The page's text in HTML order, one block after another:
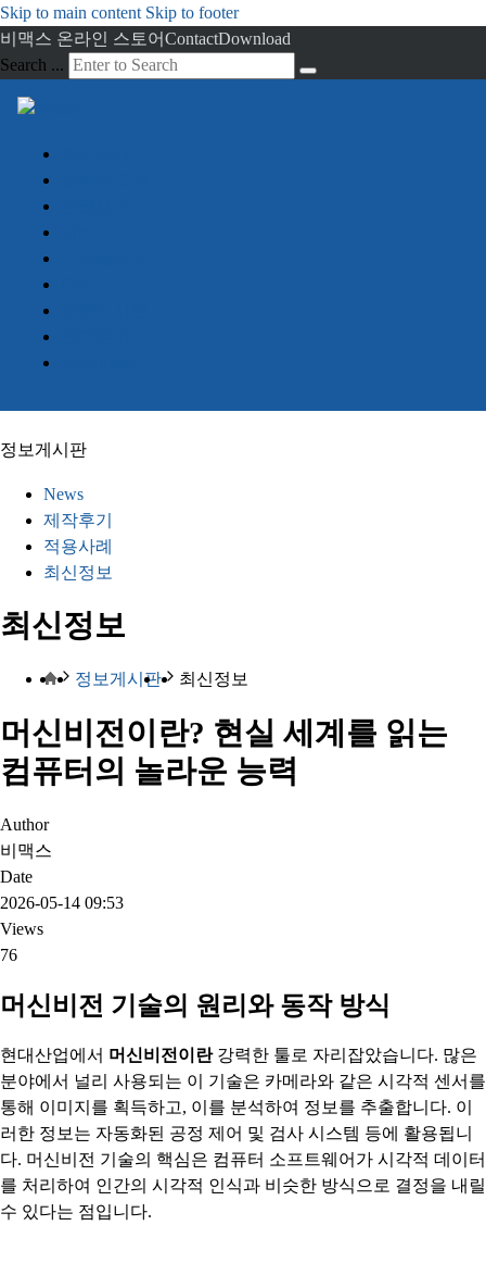
Skip to main content Skip to footer
비맥스 온라인 스토어ContactDownload
Search ...
정보게시판
News
제작후기
적용사례
최신정보
최신정보
정보게시판 최신정보
머신비전이란? 현실 세계를 읽는
컴퓨터의 놀라운 능력
Author
비맥스
Date
2026-05-14 09:53
Views
76
머신비전 기술의 원리와 동작 방식
현대산업에서 머신비전이란강력한 툴로 자리잡았습니다. 많은
분야에서 널리 사용되는 이 기술은 카메라와 같은 시각적 센서를
통해 이미지를 획득하고, 이를 분석하여 정보를 추출합니다. 이
러한 정보는 자동화된 공정 제어 및 검사 시스템 등에 활용됩니
다. 머신비전 기술의 핵심은 컴퓨터 소프트웨어가 시각적 데이터
를 처리하여 인간의 시각적 인식과 비슷한 방식으로 결정을 내릴
수 있다는 점입니다.